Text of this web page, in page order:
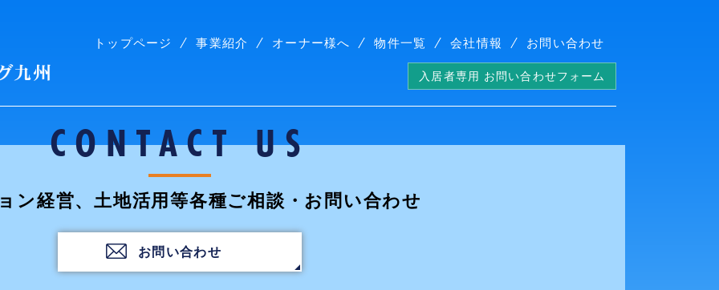
株式会社コープリビング九州
トップページ 事業紹介 オーナー様へ 物件一覧 会社情報 お問い合わせ
入居者専用 お問い合わせフォーム
CONTACT US
ン経営、土地活用等各種ご相談・お問い合わせ
お問い合わせ